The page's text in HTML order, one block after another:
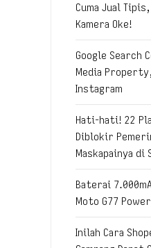
Cuma Jual
Kamera Oke!
Google
Media
Instagram
Hati-hati! 22
Diblokir
Maskapainya di
Baterai
Moto G77 Power
Inilah Cara